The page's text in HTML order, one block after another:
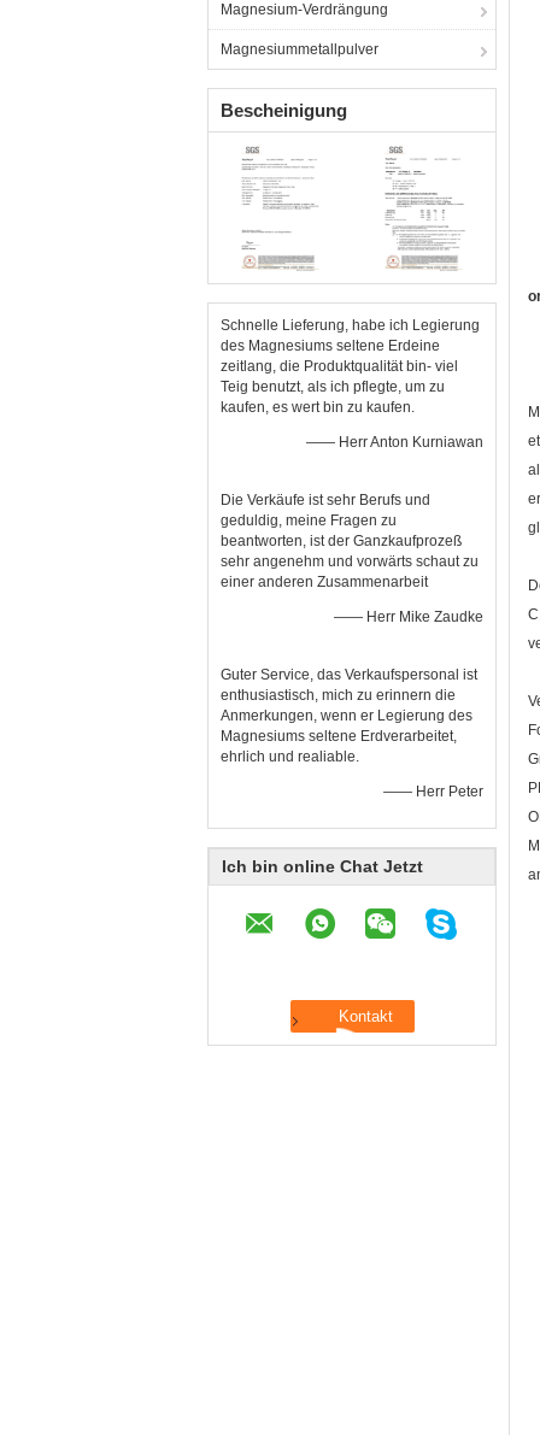
Magnesium-Verdrängung
Magnesiummetallpulver
Bescheinigung
Schnelle Lieferung, habe ich Legierung
des Magnesiums seltene Erdeine
zeitlang, die Produktqualität bin- viel
Teig benutzt, als ich pflegte, um zu
kaufen, es wert bin zu kaufen.
—— Herr Anton Kurniawan
Die Verkäufe ist sehr Berufs und
geduldig, meine Fragen zu
beantworten, ist der Ganzkaufprozeß
sehr angenehm und vorwärts schaut zu
einer anderen Zusammenarbeit
—— Herr Mike Zaudke
Guter Service, das Verkaufspersonal ist
enthusiastisch, mich zu erinnern die
Anmerkungen, wenn er Legierung des
Magnesiums seltene Erdverarbeitet,
ehrlich und realiable.
—— Herr Peter
Ich bin online Chat Jetzt